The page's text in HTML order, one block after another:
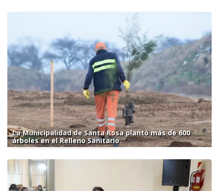
La Municipalidad de Santa Rosa plantó más de 600
árboles en el Relleno Sanitario